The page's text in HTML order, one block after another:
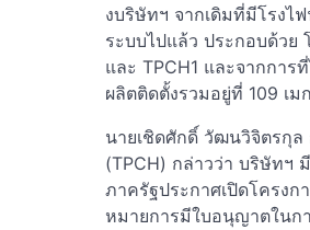
งบริษัทฯ จากเดิมที่มีโรงไ
ระบบไปแล้ว ประกอบด้วย
และ TPCH1 และจากการ
ผลิตติดตั้งรวมอยู่ที่ 109 เ
นายเชิดศักดิ์ วัฒนวิจิตรกุ
(TPCH) กล่าวว่า บริษัทฯ
ภาครัฐประกาศเปิดโครง
หมายการมีใบอนุญาตในก